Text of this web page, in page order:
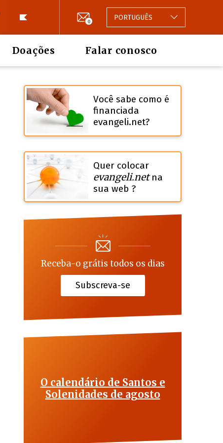
0 PORTUGUÊS
Doações Falar conosco
Você sabe como é
financiada
evangeli.net?
Quer colocar
evangeli.netna
sua web ?
Receba-o grátis todos os dias
Subscreva-se
O calendário de Santos e
Solenidades de agosto